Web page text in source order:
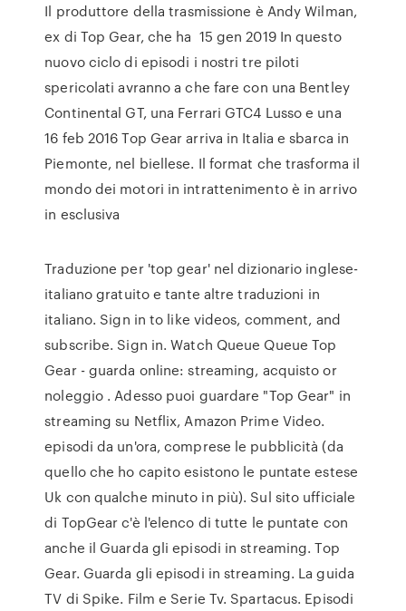
Il produttore della trasmissione è Andy Wilman,
ex di Top Gear, che ha 15 gen 2019 In questo
nuovo ciclo di episodi i nostri tre piloti
spericolati avranno a che fare con una Bentley
Continental GT, una Ferrari GTC4 Lusso e una
16 feb 2016 Top Gear arriva in Italia e sbarca in
Piemonte, nel biellese. Il format che trasforma il
mondo dei motori in intrattenimento è in arrivo
in esclusiva
Traduzione per 'top gear' nel dizionario inglese-
italiano gratuito e tante altre traduzioni in
italiano. Sign in to like videos, comment, and
subscribe. Sign in. Watch Queue Queue Top
Gear - guarda online: streaming, acquisto or
noleggio . Adesso puoi guardare "Top Gear" in
streaming su Netflix, Amazon Prime Video.
episodi da un'ora, comprese le pubblicità (da
quello che ho capito esistono le puntate estese
Uk con qualche minuto in più). Sul sito ufficiale
di TopGear c'è l'elenco di tutte le puntate con
anche il Guarda gli episodi in streaming. Top
Gear. Guarda gli episodi in streaming. La guida
TV di Spike. Film e Serie Tv. Spartacus. Episodi